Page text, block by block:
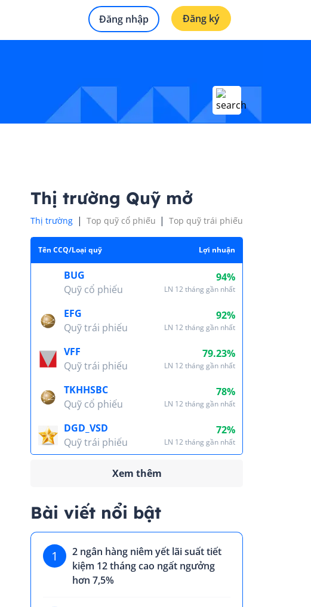
Đăng nhập Đăng ký
Thị trường Quỹ mở
Thị trường | Top quỹ cổ phiếu | Top quỹ trái phiếu
Tên CCQ/Loại quỹ Lợi nhuận
BUG
Quỹ cổ phiếu
94%
LN 12 tháng gần nhất
EFG
Quỹ trái phiếu
92%
LN 12 tháng gần nhất
VFF
Quỹ trái phiếu
79.23%
LN 12 tháng gần nhất
TKHHSBC
Quỹ cổ phiếu
78%
LN 12 tháng gần nhất
DGD_VSD
Quỹ trái phiếu
72%
LN 12 tháng gần nhất
Xem thêm
Bài viết nổi bật
1
2 ngân hàng niêm yết lãi suất tiết
kiệm 12 tháng cao ngất ngưởng
hơn 7,5%